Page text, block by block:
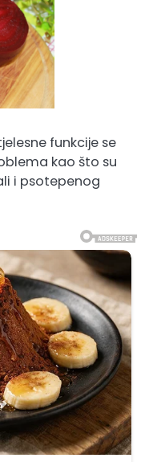
funkcije se
kao što su
i psotepenog